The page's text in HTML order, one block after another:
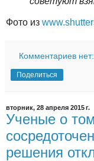
Фото из
Комментариев нет:
Поделиться
вторник, 28 апреля 2015 г.
Ученые о
решения